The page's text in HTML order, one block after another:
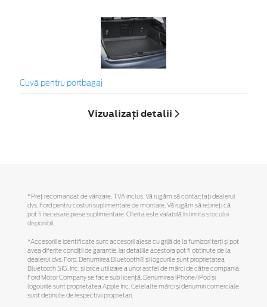
Cuvă pentru portbagaj
Vizualizați detalii
*Preţ recomandat de vânzare, TVA inclus. Vă rugăm să contactaţi dealerul
dvs. Ford pentru costuri suplimentare de montare. Vă rugăm să reţineţi că
pot fi necesare piese suplimentare. Oferta este valabilă în limita stocului
disponibil.
*Accesoriile identificate sunt accesorii alese cu grijă de la furnizori terți și pot
avea diferite condiții de garanție, iar detaliile acestora pot fi obținute de la
dealerul dvs. Ford. Denumirea Bluetooth® și logourile sunt proprietatea
Bluetooth SIG, Inc. și orice utilizare a unor astfel de mărci de către compania
Ford Motor Company se face sub licență. Denumirea iPhone/iPod și
logourile sunt proprietatea Apple Inc. Celelalte mărci și denumiri comerciale
sunt deținute de respectivii proprietari.